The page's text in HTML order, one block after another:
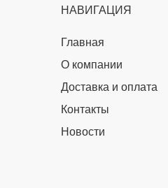
НАВИГАЦИЯ
Главная
О компании
Доставка и оплата
Контакты
Новости